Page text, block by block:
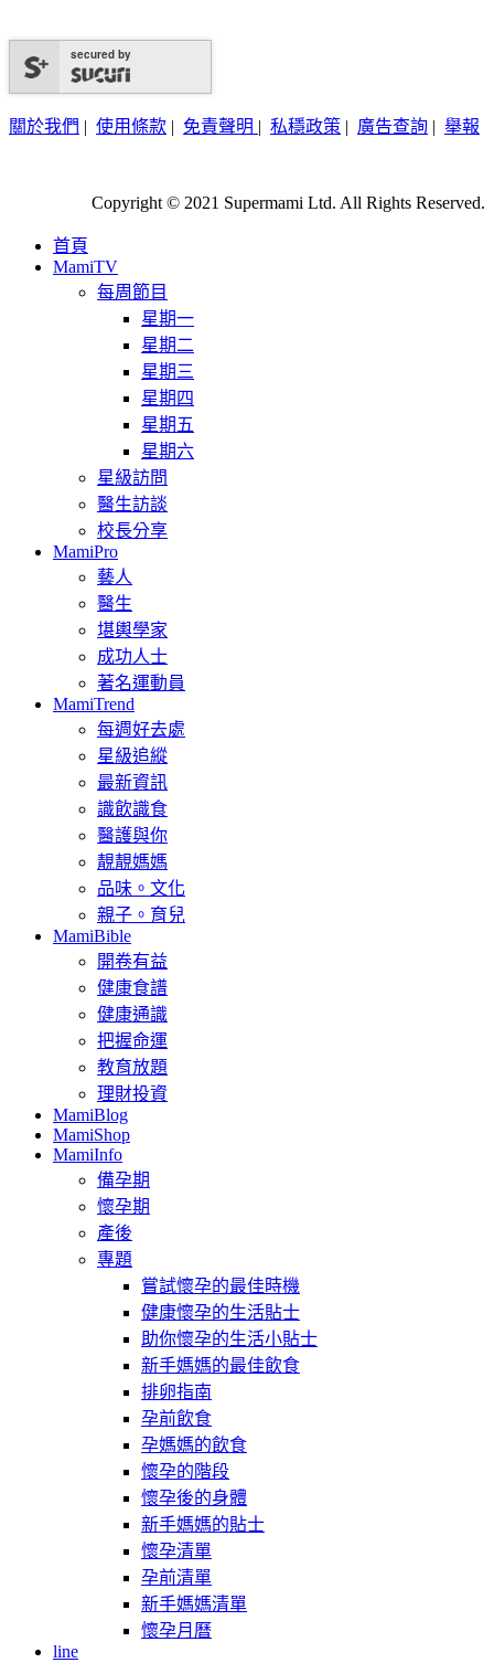
secured by
關於我們 | 使用條款 | 免責聲明 | 私穩政策 | 廣告查詢 | 舉報
Copyright © 2021 Supermami Ltd. All Rights Reserved.
首頁
MamiTV
每周節目
星期一
星期二
星期三
星期四
星期五
星期六
星級訪問
醫生訪談
校長分享
MamiPro
藝人
醫生
堪輿學家
成功人士
著名運動員
MamiTrend
每週好去處
星級追縱
最新資訊
識飲識食
醫護與你
靚靚媽媽
品味。文化
親子。育兒
MamiBible
開卷有益
健康食譜
健康通識
把握命運
教育放題
理財投資
MamiBlog
MamiShop
MamiInfo
備孕期
懷孕期
產後
專題
嘗試懷孕的最佳時機
健康懷孕的生活貼士
助你懷孕的生活小貼士
新手媽媽的最佳飲食
排卵指南
孕前飲食
孕媽媽的飲食
懷孕的階段
懷孕後的身體
新手媽媽的貼士
懷孕清單
孕前清單
新手媽媽清單
懷孕月曆
line